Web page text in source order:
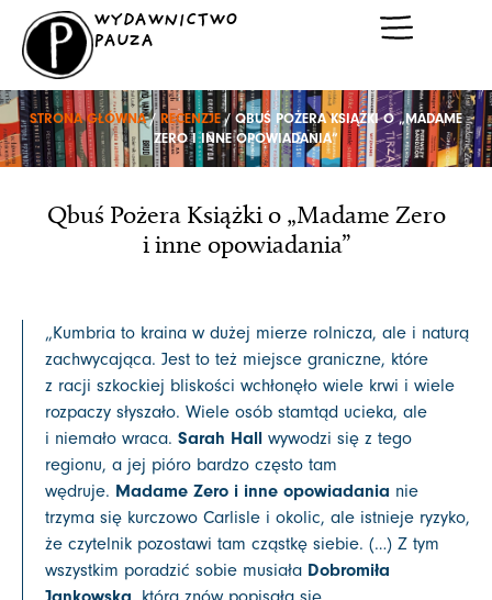
Przejdź
treści
WYDAWNICTWO
PAUZA
STRONA GŁÓWNA/RECENZJE/ QBUŚ POŻERA KSIĄŻKI O „MADAME
ZERO I INNE OPOWIADANIA”
Qbuś Pożera Książki o „Madame Zero
i inne opowiadania”
„Kumbria to kraina w dużej mierze rolnicza, ale i naturą
zachwycająca. Jest to też miejsce graniczne, które
z racji szkockiej bliskości wchłonęło wiele krwi i wiele
rozpaczy słyszało. Wiele osób stamtąd ucieka, ale
i niemało wraca. Sarah Hallwywodzi się z tego
regionu, a jej pióro bardzo często tam
wędruje. Madame Zero i inne opowiadania nie
trzyma się kurczowo Carlisle i okolic, ale istnieje ryzyko,
że czytelnik pozostawi tam cząstkę siebie. (…) Z tym
wszystkim poradzić sobie musiała Dobromiła
Jankowska